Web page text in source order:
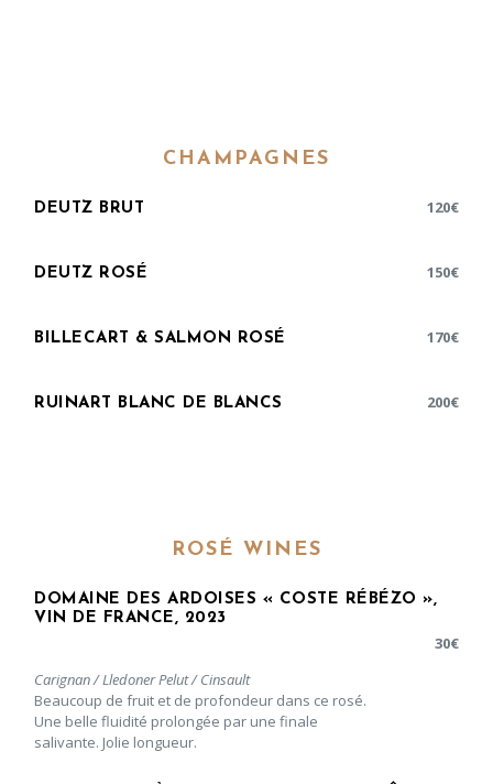
CHAMPAGNES
DEUTZ BRUT 120€
DEUTZ ROSÉ 150€
BILLECART & SALMON ROSÉ 170€
RUINART BLANC DE BLANCS 200€
ROSÉ WINES
DOMAINE DES ARDOISES « COSTE RÉBÉZO »,
VIN DE FRANCE, 2023
30€
Carignan / Lledoner Pelut / Cinsault
Beaucoup de fruit et de profondeur dans ce rosé.
Une belle fluidité prolongée par une finale
salivante. Jolie longueur.